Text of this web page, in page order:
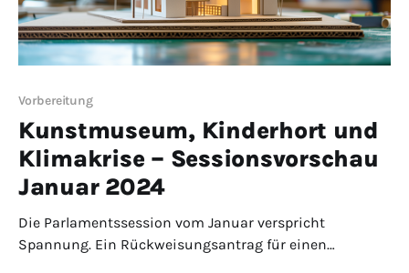
Vorbereitung
Kunstmuseum, Kinderhort und
Klimakrise – Sessionsvorschau
Januar 2024
Die Parlamentssession vom Januar verspricht
Spannung. Ein Rückweisungsantrag für einen